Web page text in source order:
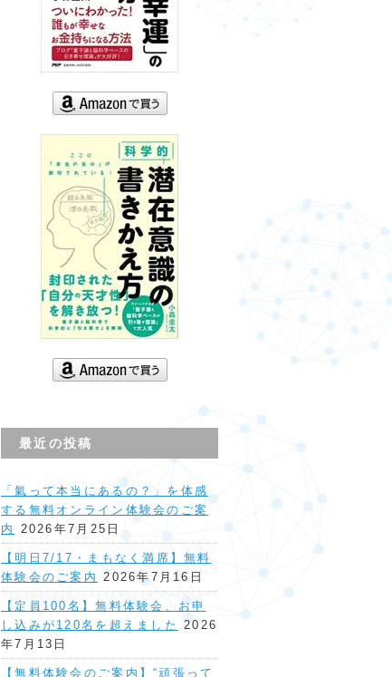
最近の投稿
「氣って本当にあるの？」を体感
する無料オンライン体験会のご案
内
2026年7月25日
【明日7/17・まもなく満席】無料
体験会のご案内
2026年7月16日
【定員100名】無料体験会、お申
し込みが120名を超えました
2026
年7月13日
【無料体験会のご案内】“頑張って